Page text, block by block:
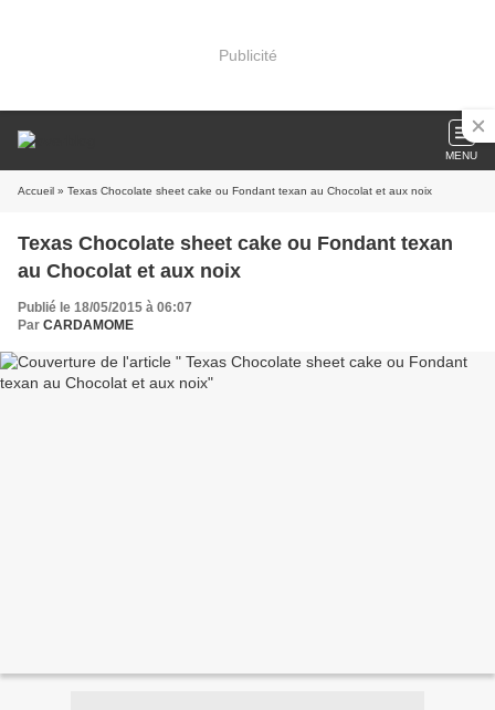
Publicité
MENU
Accueil » Texas Chocolate sheet cake ou Fondant texan au Chocolat et aux noix
Texas Chocolate sheet cake ou Fondant texan
au Chocolat et aux noix
Publié le 18/05/2015 à 06:07
Par CARDAMOME